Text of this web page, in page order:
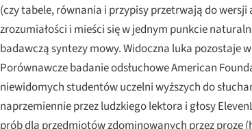
(czy tabele, równania i przypisy przetrwają do
zrozumiałości i mieści się w jednym punkcie
badawczą syntezy mowy. Widoczna luka pozostaje
Porównawcze badanie odsłuchowe American
niewidomych studentów uczelni wyższych do
naprzemiennie przez ludzkiego lektora i głosy
prób dla przedmiotów zdominowanych przez